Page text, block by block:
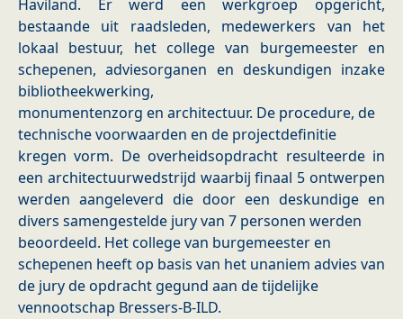
Haviland. Er werd een werkgroep opgericht,
bestaande uit raadsleden, medewerkers van het
lokaal bestuur, het college van burgemeester en
schepenen, adviesorganen en deskundigen inzake
bibliotheekwerking,
monumentenzorg en architectuur. De procedure, de
technische voorwaarden en de projectdefinitie
kregen vorm. De overheidsopdracht resulteerde in
een architectuurwedstrijd waarbij finaal 5 ontwerpen
werden aangeleverd die door een deskundige en
divers samengestelde jury van 7 personen werden
beoordeeld. Het college van burgemeester en
schepenen heeft op basis van het unaniem advies van
de jury de opdracht gegund aan de tijdelijke
vennootschap Bressers-B-ILD.